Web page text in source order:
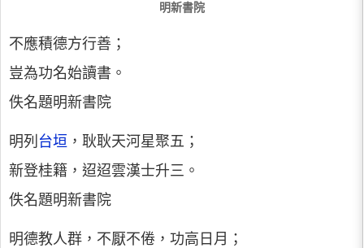
明新書院
不應積德方行善；
豈為功名始讀書。
佚名題明新書院
明列 台垣 ，耿耿天河星聚五；
新登桂籍，迢迢雲漢士升三。
佚名題明新書院
明德教人群，不厭不倦，功高日月；